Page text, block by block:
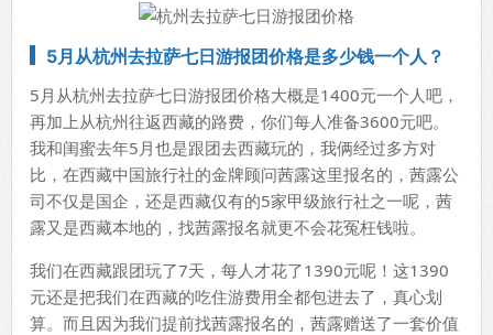
5月从杭州去拉萨七日游报团价格是多少钱一个人？
5月从杭州去拉萨七日游报团价格大概是1400元一个人吧，
再加上从杭州往返西藏的路费，你们每人准备3600元吧。
我和闺蜜去年5月也是跟团去西藏玩的，我俩经过多方对
比，在西藏中国旅行社的金牌顾问茜露这里报名的，茜露公
司不仅是国企，还是西藏仅有的5家甲级旅行社之一呢，茜
露又是西藏本地的，找茜露报名就更不会花冤枉钱啦。
我们在西藏跟团玩了7天，每人才花了1390元呢！这1390
元还是把我们在西藏的吃住游费用全都包进去了，真心划
算。而且因为我们提前找茜露报名的，茜露赠送了一套价值